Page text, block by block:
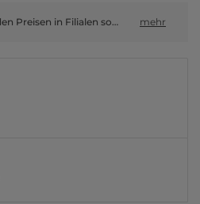
Online-Preise können von den Preisen in Filialen sowie Shop-in-Shop-Flächen abweichen. mehr